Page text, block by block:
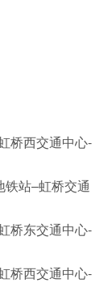
桥西交通中心-
–虹桥交通
桥东交通中心-
桥西交通中心-